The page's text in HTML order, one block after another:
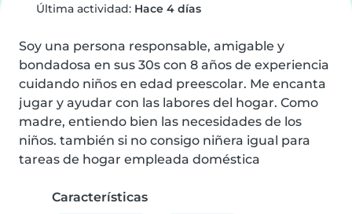
Última actividad: Hace 4 días
Soy una persona responsable, amigable y
bondadosa en sus 30s con 8 años de experiencia
cuidando niños en edad preescolar. Me encanta
jugar y ayudar con las labores del hogar. Como
madre, entiendo bien las necesidades de los
niños. también si no consigo niñera igual para
tareas de hogar empleada doméstica
Características